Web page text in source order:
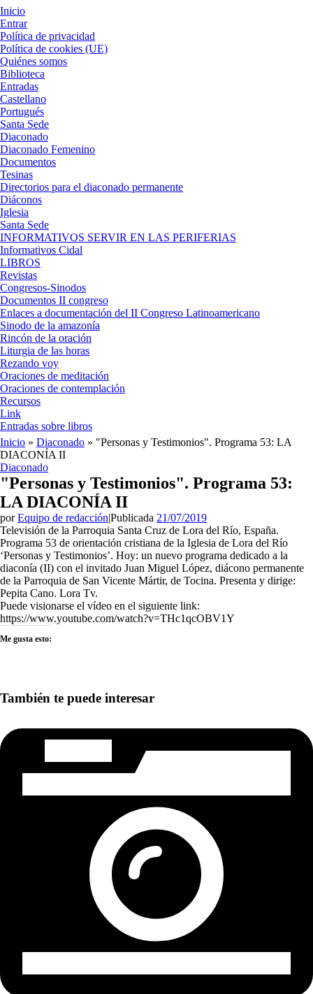
Menú
Inicio
Entrar
Política de privacidad
Política de cookies (UE)
Quiénes somos
Biblioteca
Entradas
Castellano
Portugués
Santa Sede
Diaconado
Diaconado Femenino
Documentos
Tesinas
Directorios para el diaconado permanente
Diáconos
Iglesia
Santa Sede
INFORMATIVOS SERVIR EN LAS PERIFERIAS
Informativos Cidal
LIBROS
Revistas
Congresos-Sinodos
Documentos II congreso
Enlaces a documentación del II Congreso Latinoamericano
Sinodo de la amazonía
Rincón de la oración
Liturgia de las horas
Rezando voy
Oraciones de meditación
Oraciones de contemplación
Recursos
Link
Entradas sobre libros
Inicio » Diaconado » "Personas y Testimonios". Programa 53: LA
DIACONÍA II
Diaconado
"Personas y Testimonios". Programa 53:
LA DIACONÍA II
porEquipo de redacción|Publicada 21/07/2019
Televisión de la Parroquia Santa Cruz de Lora del Río, España.
Programa 53 de orientación cristiana de la Iglesia de Lora del Río
‘Personas y Testimonios’. Hoy: un nuevo programa dedicado a la
diaconía (II) con el invitado Juan Miguel López, diácono permanente
de la Parroquia de San Vicente Mártir, de Tocina. Presenta y dirige:
Pepita Cano. Lora Tv.
Puede visionarse el vídeo en el siguiente link:
https://www.youtube.com/watch?v=THc1qcOBV1Y
Me gusta esto:
También te puede interesar